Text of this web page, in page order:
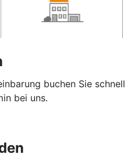
buchen Sie schnell
bei uns.